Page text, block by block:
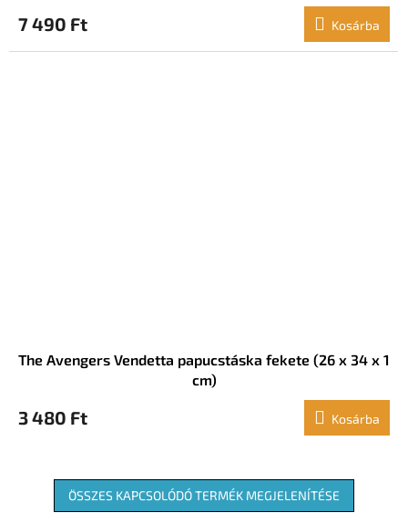
7 490 Ft Kosárba
The Avengers Vendetta papucstáska fekete (26 x 34 x 1
cm)
3 480 Ft Kosárba
ÖSSZES KAPCSOLÓDÓ TERMÉK MEGJELENÍTÉSE